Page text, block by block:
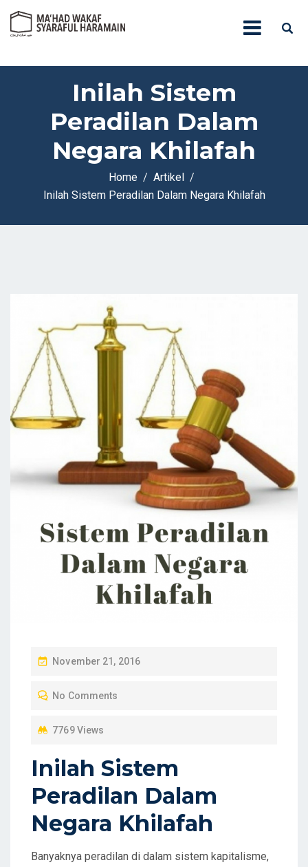
Inilah Sistem
Peradilan Dalam
Negara Khilafah
Home
Artikel
Inilah Sistem Peradilan Dalam Negara Khilafah
P
S
D
O
N
November 21, 2016
No Comments
7769 Views
Inilah Sistem
Peradilan Dalam
Negara Khilafah
Banyaknya peradilan di dalam sistem kapitalisme,